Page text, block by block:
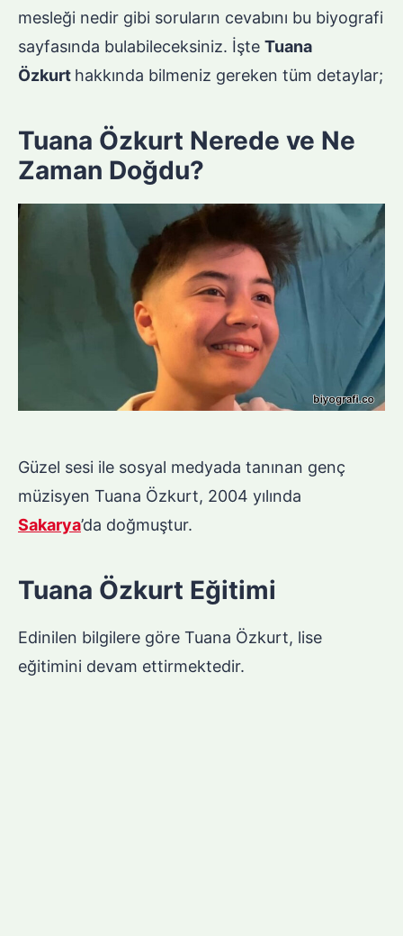
mesleği nedir gibi soruların cevabını bu biyografi
sayfasında bulabileceksiniz. İşte Tuana
Özkurt hakkında bilmeniz gereken tüm detaylar;
Tuana Özkurt Nerede ve Ne
Zaman Doğdu?
Güzel sesi ile sosyal medyada tanınan genç
müzisyen Tuana Özkurt, 2004 yılında
Sakarya’da doğmuştur.
Tuana Özkurt Eğitimi
Edinilen bilgilere göre Tuana Özkurt, lise
eğitimini devam ettirmektedir.